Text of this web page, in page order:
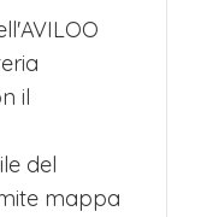
il
del
mappa